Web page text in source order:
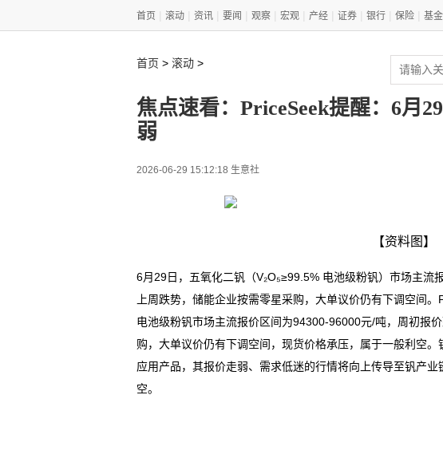
首页 滚动 资讯 要闻 观察 宏观 产经 证券 银行 保险 基金
首页 > 滚动 >
焦点速看：PriceSeek提醒：6月
弱
2026-06-29 15:12:18 生意社
【资料图】
6月29日，五氧化二钒（V₂O₅≥99.5% 电池级粉钒）市场主
上周跌势，储能企业按需零星采购，大单议价仍有下调空间
电池级粉钒市场主流报价区间为94300-96000元/吨，周初报
购，大单议价仍有下调空间，现货价格承压，属于一般利空
应用产品，其报价走弱、需求低迷的行情将向上传导至钒产
空。